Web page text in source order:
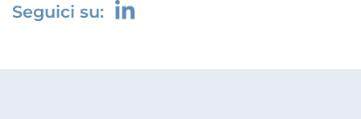
Seguici su: